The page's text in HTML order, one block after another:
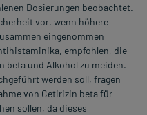
Dosierungen beobachtet.
vor, wenn höhere
eingenommen
empfohlen, die
beta und Alkohol zu meiden.
werden soll, fragen
von Cetirizin beta für
sollen, da dieses